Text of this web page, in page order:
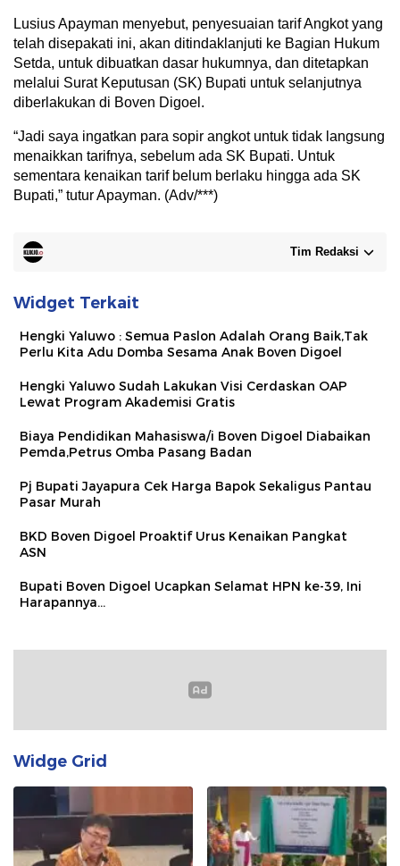
Lusius Apayman menyebut, penyesuaian tarif Angkot yang
telah disepakati ini, akan ditindaklanjuti ke Bagian Hukum
Setda, untuk dibuatkan dasar hukumnya, dan ditetapkan
melalui Surat Keputusan (SK) Bupati untuk selanjutnya
diberlakukan di Boven Digoel.
“Jadi saya ingatkan para sopir angkot untuk tidak langsung
menaikkan tarifnya, sebelum ada SK Bupati. Untuk
sementara kenaikan tarif belum berlaku hingga ada SK
Bupati,” tutur Apayman. (Adv/***)
Tim Redaksi
Widget Terkait
Hengki Yaluwo : Semua Paslon Adalah Orang Baik,Tak
Perlu Kita Adu Domba Sesama Anak Boven Digoel
Hengki Yaluwo Sudah Lakukan Visi Cerdaskan OAP
Lewat Program Akademisi Gratis
Biaya Pendidikan Mahasiswa/i Boven Digoel Diabaikan
Pemda,Petrus Omba Pasang Badan
Pj Bupati Jayapura Cek Harga Bapok Sekaligus Pantau
Pasar Murah
BKD Boven Digoel Proaktif Urus Kenaikan Pangkat
ASN
Bupati Boven Digoel Ucapkan Selamat HPN ke-39, Ini
Harapannya…
Widge Grid